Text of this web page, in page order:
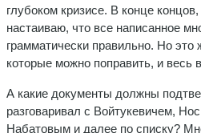
глубоком кризисе. В конце
настаиваю, что все написанное
грамматически правильно. Но
которые можно поправить, и весь
А какие документы должны
разговаривал с Войтукевичем,
Набатовым и далее по списку?